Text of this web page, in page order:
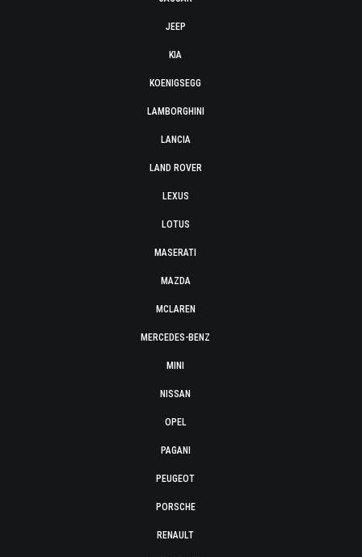
JEEP
KIA
KOENIGSEGG
LAMBORGHINI
LANCIA
LAND ROVER
LEXUS
LOTUS
MASERATI
MAZDA
MCLAREN
MERCEDES-BENZ
MINI
NISSAN
OPEL
PAGANI
PEUGEOT
PORSCHE
RENAULT